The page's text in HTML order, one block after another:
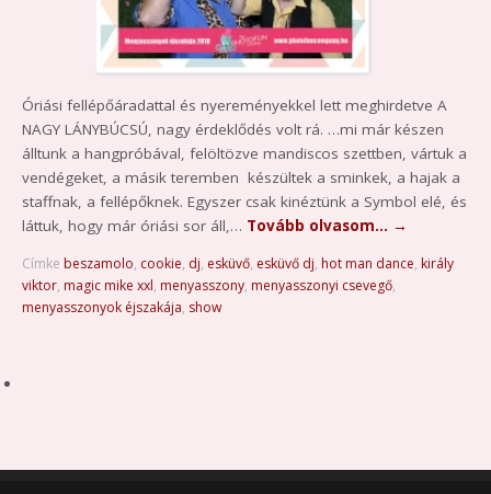
Óriási fellépőáradattal és nyereményekkel lett meghirdetve A
NAGY LÁNYBÚCSÚ, nagy érdeklődés volt rá. …mi már készen
álltunk a hangpróbával, felöltözve mandiscos szettben, vártuk a
vendégeket, a másik teremben készültek a sminkek, a hajak a
staffnak, a fellépőknek. Egyszer csak kinéztünk a Symbol elé, és
láttuk, hogy már óriási sor áll,… Tovább olvasom… →
Címke beszamolo, cookie, dj, esküvő, esküvő dj, hot man dance, király
viktor, magic mike xxl, menyasszony, menyasszonyi csevegő,
menyasszonyok éjszakája, show